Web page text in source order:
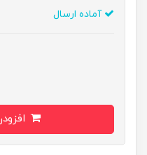
آماده ارسال